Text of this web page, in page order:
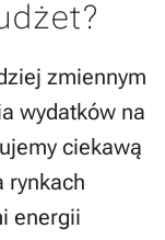
zmiennym
wydatków na
ciekawą
rynkach
energii